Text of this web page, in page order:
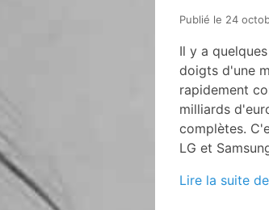
Publié le 24
Il y a
doigts d'une
rapidement
milliards
complètes.
LG et
Lire la suite